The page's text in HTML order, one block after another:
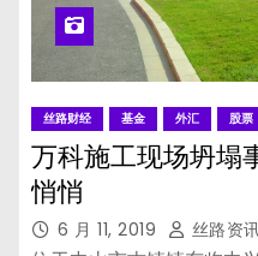
丝路财经 基金 外汇 股票
万科施工现场坍塌
悄悄
6 月 11, 2019 丝路资